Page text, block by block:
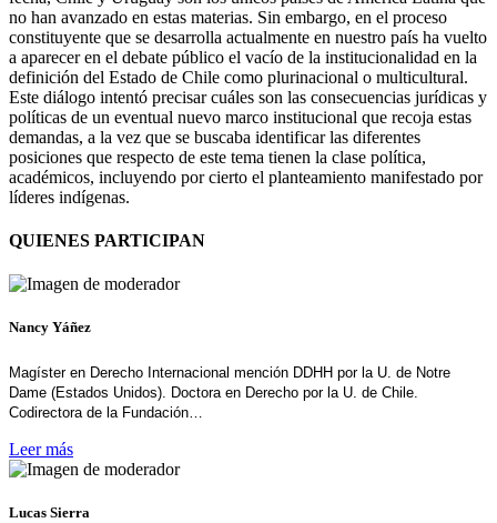
no han avanzado en estas materias. Sin embargo, en el proceso
constituyente que se desarrolla actualmente en nuestro país ha vuelto
a aparecer en el debate público el vacío de la institucionalidad en la
definición del Estado de Chile como plurinacional o multicultural.
Este diálogo intentó precisar cuáles son las consecuencias jurídicas y
políticas de un eventual nuevo marco institucional que recoja estas
demandas, a la vez que se buscaba identificar las diferentes
posiciones que respecto de este tema tienen la clase política,
académicos, incluyendo por cierto el planteamiento manifestado por
líderes indígenas.
QUIENES PARTICIPAN
Nancy Yáñez
Magíster en Derecho Internacional mención DDHH por la U. de Notre
Dame (Estados Unidos). Doctora en Derecho por la U. de Chile.
Codirectora de la Fundación…
Leer más
Lucas Sierra